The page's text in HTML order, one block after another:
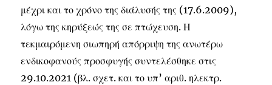
μέχρι και το χρόνο της διάλυσής της (17.6.2009),
λόγω της κηρύξεώς της σε πτώχευση. Η
τεκμαιρόμενη σιωπηρή απόρριψη της ανωτέρω
ενδικοφανούς προσφυγής συντελέσθηκε στις
29.10.2021 (βλ. σχετ. και το υπ’ αριθ. ηλεκτρ.